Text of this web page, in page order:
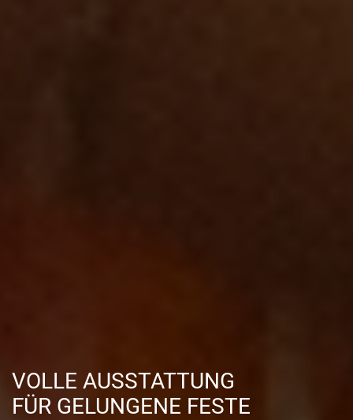
VOLLE AUSSTATTUNG
FÜR GELUNGENE FESTE